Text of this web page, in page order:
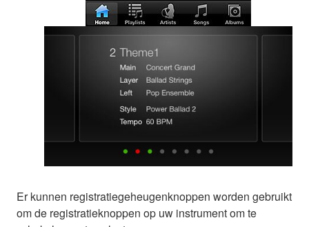
Er kunnen registratiegeheugenknoppen worden gebruikt
om de registratieknoppen op uw instrument om te